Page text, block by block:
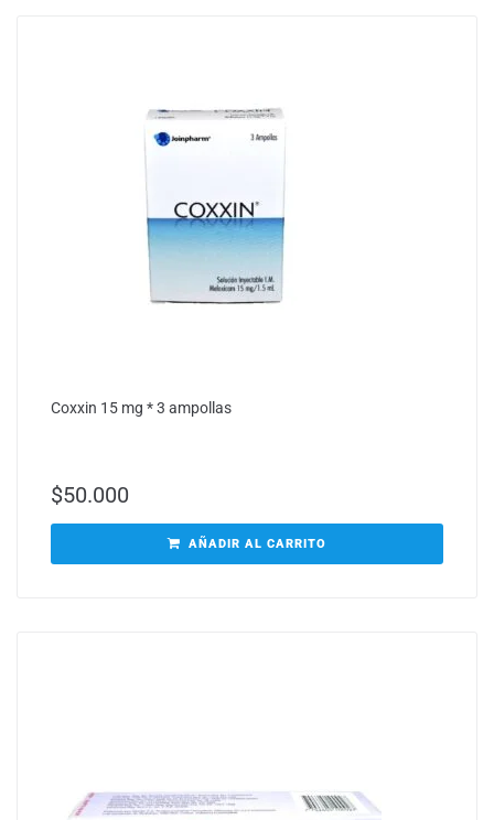
Coxxin 15 mg * 3 ampollas
$50.000
AÑADIR AL CARRITO